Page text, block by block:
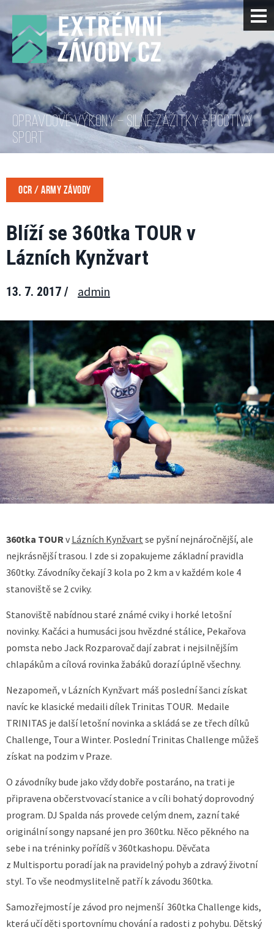
OPRAVDOVÉ VÝKONY – SILNÉ ZÁŽITKY – POCTIVÝ
SPORT
OCR / ARMY ZÁVODY
Blíží se 360tka TOUR v
Lázních Kynžvart
13. 7. 2017 / admin
360tka TOUR v Lázních Kynžvart se pyšní nejnáročnější, ale
nejkrásnější trasou. I zde si zopakujeme základní pravidla
360tky. Závodníky čekají 3 kola po 2 km a v každém kole 4
stanoviště se 2 cviky.
Stanoviště nabídnou staré známé cviky i horké letošní
novinky. Kačáci a humusáci jsou hvězdné stálice, Pekařova
pomsta nebo Jack Rozparovač dají zabrat i nejsilnějším
chlapákům a cílová rovinka žabáků dorazí úplně všechny.
Nezapomeň, v Lázních Kynžvart máš poslední šanci získat
navíc ke klasické medaili dílek Trinitas TOUR. Medaile
TRINITAS je další letošní novinka a skládá se ze třech dílků
Challenge, Tour a Winter. Poslední Trinitas Challenge můžeš
získat na podzim v Praze.
O závodníky bude jako vždy dobře postaráno, na trati je
připravena občerstvovací stanice a v cíli bohatý doprovodný
program. DJ Spalda nás provede celým dnem, zazní také
originální songy napsané jen pro 360tku. Něco pěkného na
sebe i na tréninky pořídíš v 360tkashopu. Děvčata
z Multisportu poradí jak na pravidelný pohyb a zdravý životní
styl. To vše neodmyslitelně patří k závodu 360tka.
Samozřejmostí je závod pro nejmenší 360tka Challenge kids,
která učí děti sportovnímu chování a radosti z pohybu. Dětský